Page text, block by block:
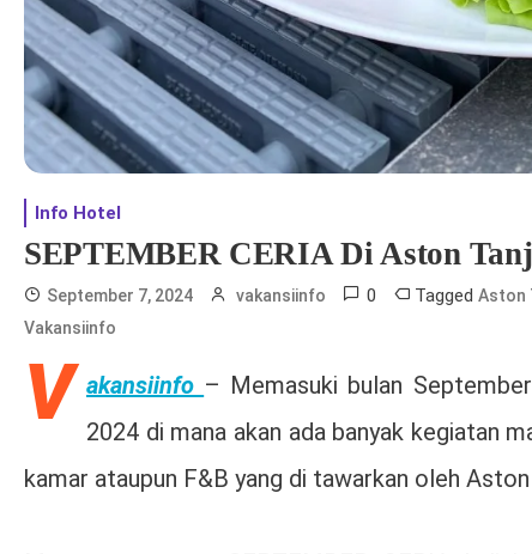
Info Hotel
SEPTEMBER CERIA Di Aston
September 7, 2024 vakansiinfo 0 Tagged Aston
Vakansiinfo
V akansiinfo – Memasuki bulan
2024 di mana akan ada banyak kegiatan
kamar ataupun F&B yang di tawarkan oleh